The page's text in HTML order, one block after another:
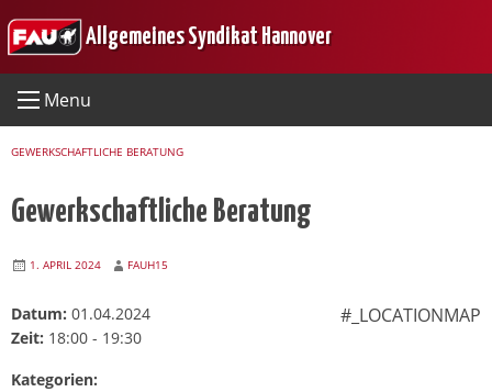
to
Allgemeines Syndikat Hannover
Menu
GEWERKSCHAFTLICHE BERATUNG
Gewerkschaftliche Beratung
1. APRIL 2024 FAUH15
#_LOCATIONMAP
Datum: 01.04.2024
Zeit: 18:00 - 19:30
Kategorien: